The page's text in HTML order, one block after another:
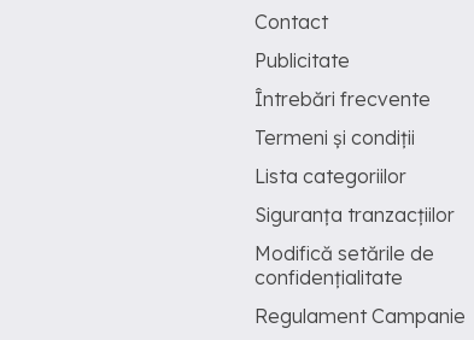
Contact
Publicitate
Întrebări frecvente
Termeni și condiții
Lista categoriilor
Siguranța tranzacțiilor
Modifică setările de
confidențialitate
Regulament Campanie